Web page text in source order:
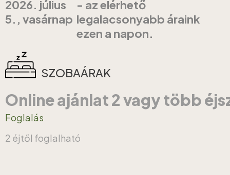
2026. július
5., vasárnap
- az elérhető
legalacsonyabb áraink
ezen a napon.
SZOBAÁRAK
Online ajánlat 2 vagy több
Foglalás
2 éjtől foglalható